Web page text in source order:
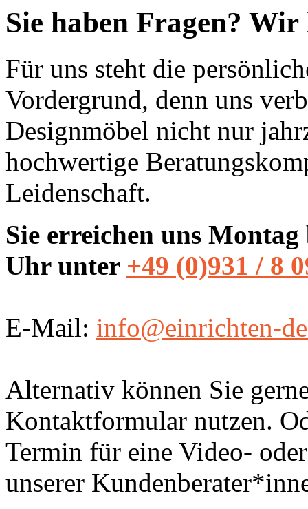
Sie haben Fragen?
Für uns steht die
Vordergrund, denn uns
Designmöbel nicht nur
hochwertige
Leidenschaft.
Sie erreichen uns
Uhr unter +49 (0)931 / 8
E-Mail: info@einrichten-
Alternativ können Sie
Kontaktformular nutzen.
Termin für eine Video-
unserer